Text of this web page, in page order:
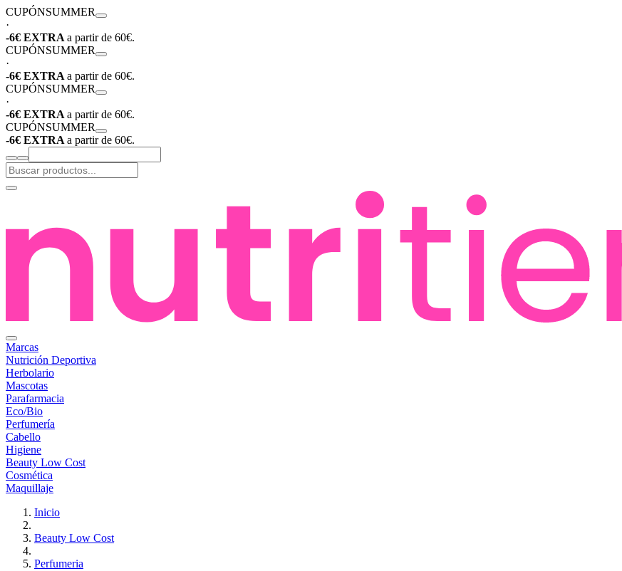
CUPÓNSUMMER
·
-6€ EXTRA a partir de 60€.
CUPÓNSUMMER
·
-6€ EXTRA a partir de 60€.
CUPÓNSUMMER
·
-6€ EXTRA a partir de 60€.
CUPÓNSUMMER
-6€ EXTRA a partir de 60€.
Marcas
Nutrición Deportiva
Herbolario
Mascotas
Parafarmacia
Eco/Bio
Perfumería
Cabello
Higiene
Beauty Low Cost
Cosmética
Maquillaje
Inicio
Beauty Low Cost
Perfumeria